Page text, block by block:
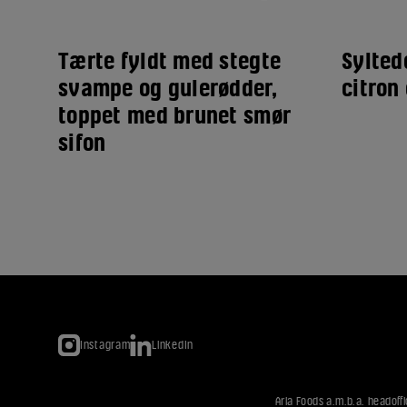
Tærte fyldt med stegte
svampe og gulerødder,
toppet med brunet smør
sifon
citron
Instagram LinkedIn
Arla Foods a.m.b.a.